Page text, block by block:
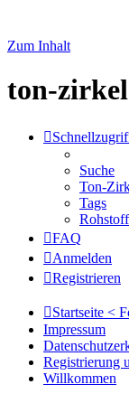
Zum Inhalt
ton-
Suche
Ton-
Tags
FAQ
Anmelden
Registrieren
Startseite <
Impressum
Registrierung
Willkommen